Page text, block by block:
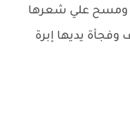
ومسح علي شعرها
يديها إبرة